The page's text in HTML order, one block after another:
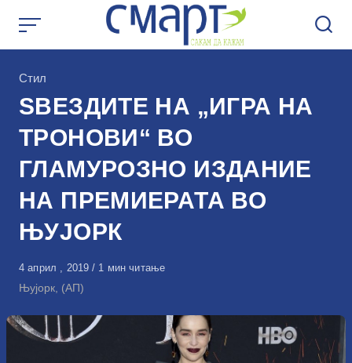
КАтегорија
Стил
ЅВЕЗДИТЕ НА „ИГРА НА
ТРОНОВИ“ ВО
ГЛАМУРОЗНО ИЗДАНИЕ
НА ПРЕМИЕРАТА ВО
ЊУЈОРК
Објавено
на
4 април , 2019 1 мин читање
Њујорк, (АП)